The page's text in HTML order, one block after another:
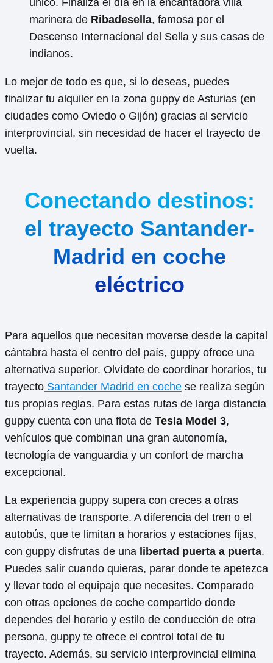
único. Finaliza el día en la encantadora villa
marinera de Ribadesella, famosa por el
Descenso Internacional del Sella y sus casas de
indianos.
Lo mejor de todo es que, si lo deseas, puedes
finalizar tu alquiler en la zona guppy de Asturias (en
ciudades como Oviedo o Gijón) gracias al servicio
interprovincial, sin necesidad de hacer el trayecto de
vuelta.
Conectando destinos:
el trayecto Santander-
Madrid en coche
eléctrico
Para aquellos que necesitan moverse desde la capital
cántabra hasta el centro del país, guppy ofrece una
alternativa superior. Olvídate de coordinar horarios, tu
trayecto Santander Madrid en coche se realiza según
tus propias reglas. Para estas rutas de larga distancia
guppy cuenta con una flota de Tesla Model 3,
vehículos que combinan una gran autonomía,
tecnología de vanguardia y un confort de marcha
excepcional.
La experiencia guppy supera con creces a otras
alternativas de transporte. A diferencia del tren o el
autobús, que te limitan a horarios y estaciones fijas,
con guppy disfrutas de una libertad puerta a puerta.
Puedes salir cuando quieras, parar donde te apetezca
y llevar todo el equipaje que necesites. Comparado
con otras opciones de coche compartido donde
dependes del horario y estilo de conducción de otra
persona, guppy te ofrece el control total de tu
trayecto. Además, su servicio interprovincial elimina